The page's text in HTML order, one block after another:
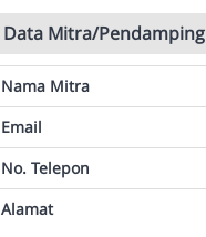
Data Mitra/Pendamping
Nama Mitra
Email
No. Telepon
Alamat